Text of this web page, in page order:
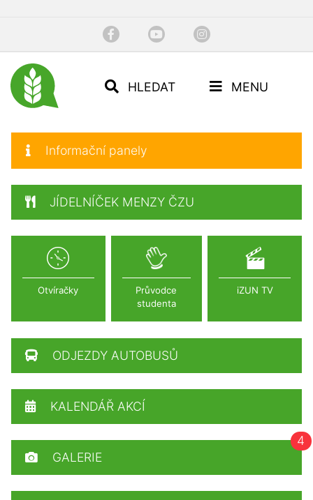
HLEDAT MENU
Informační panely
JÍDELNÍČEK MENZY ČZU
Otvíračky
Průvodce
studenta
iZUN TV
ODJEZDY AUTOBUSŮ
KALENDÁŘ AKCÍ
GALERIE
4